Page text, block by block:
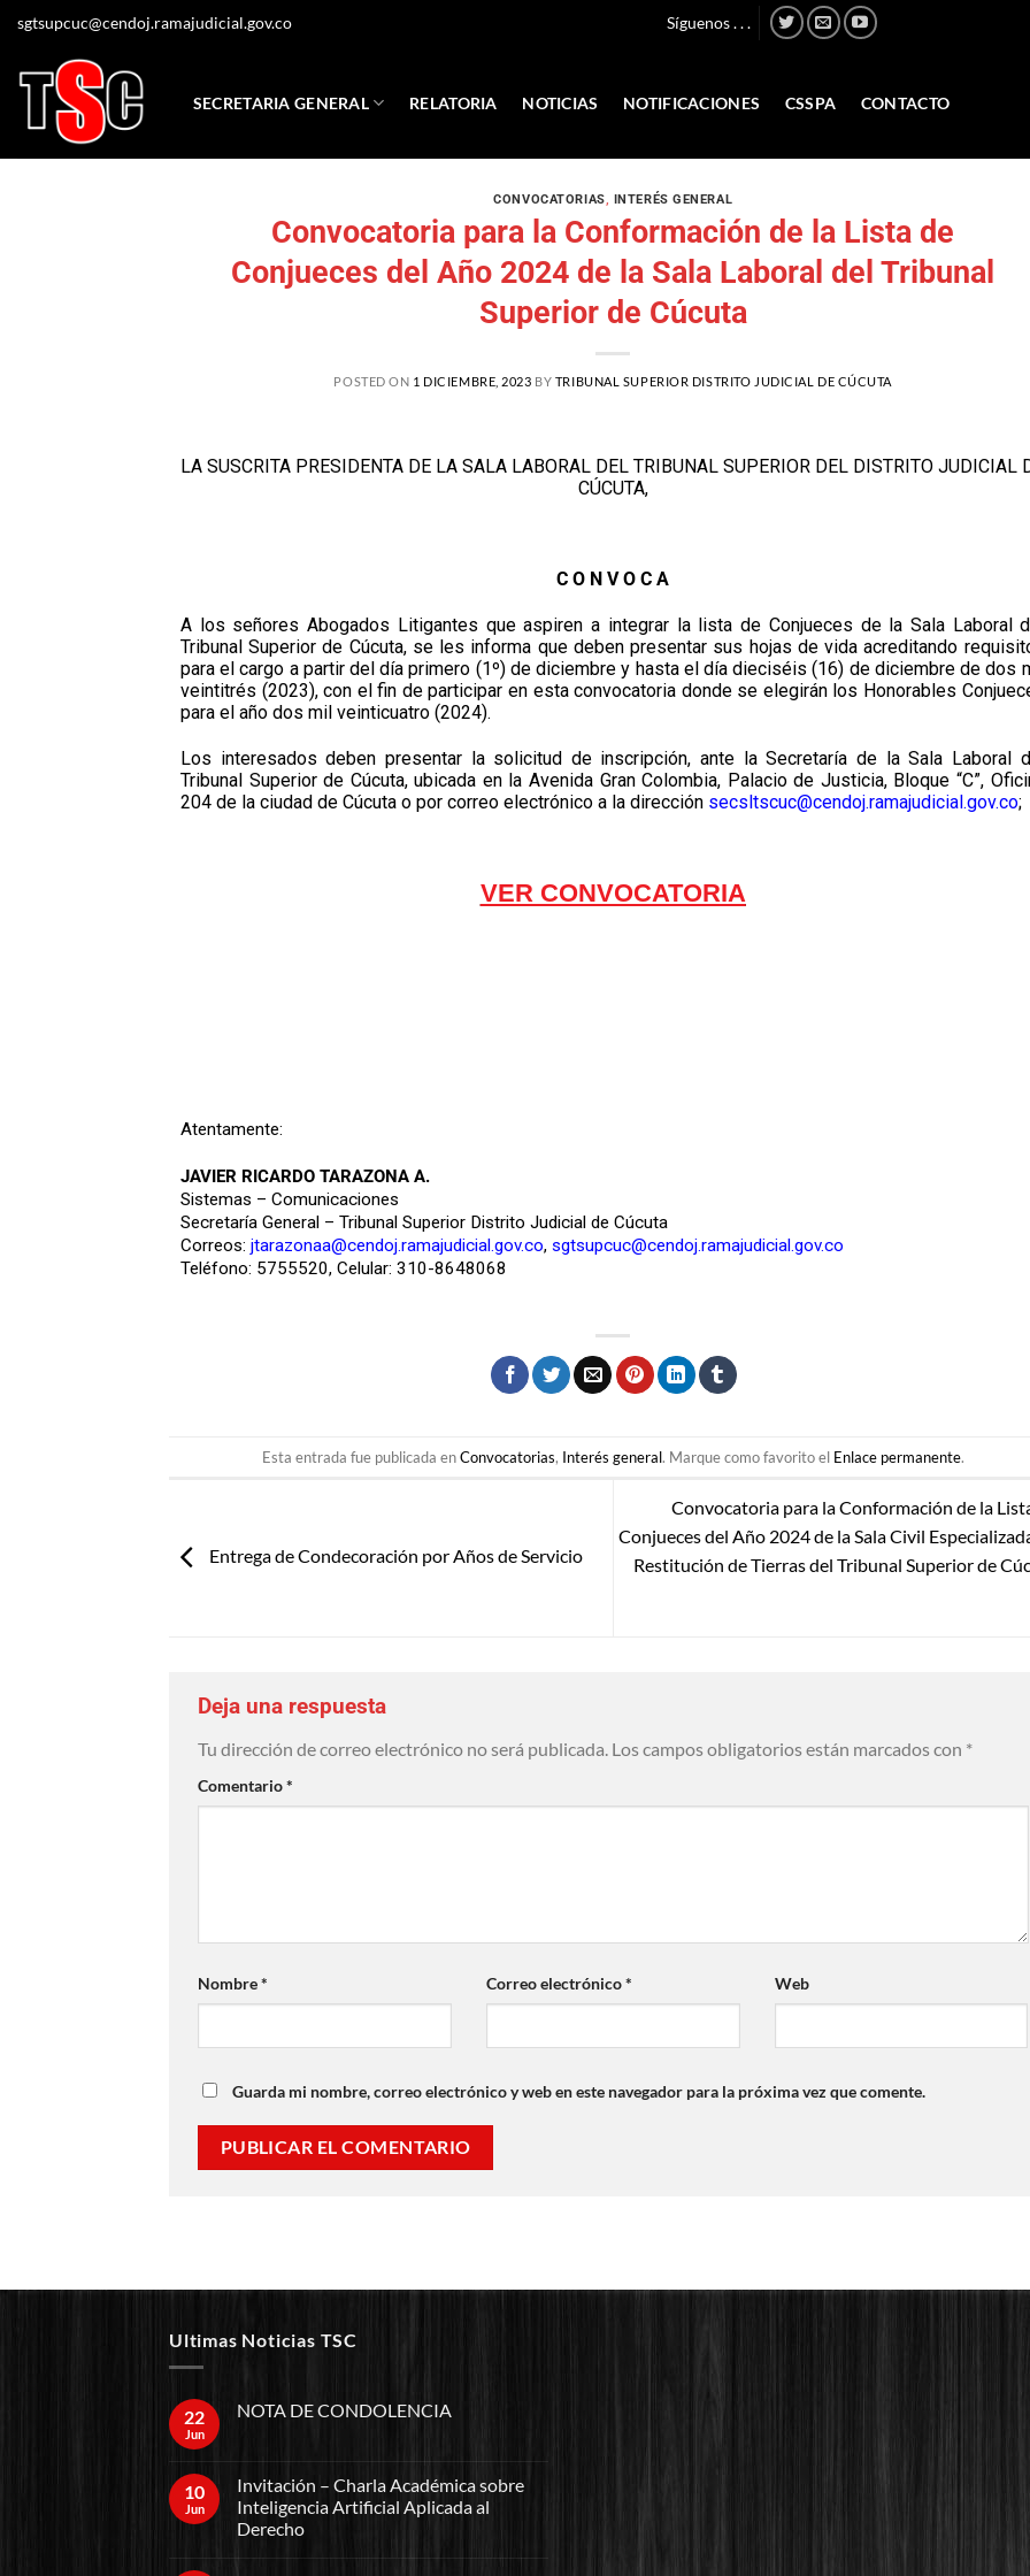
sgtsupcuc@cendoj.ramajudicial.gov.co Síguenos . . .
SECRETARIA GENERAL RELATORIA NOTICIAS NOTIFICACIONES CSSPA CONTACTO
CONVOCATORIAS, INTERÉS GENERAL
Convocatoria para la Conformación de la Lista de
Conjueces del Año 2024 de la Sala Laboral del Tribunal
Superior de Cúcuta
POSTED ON 1 DICIEMBRE, 2023 BY TRIBUNAL SUPERIOR DISTRITO JUDICIAL DE CÚCUTA
LA SUSCRITA PRESIDENTA DE LA SALA LABORAL DEL TRIBUNAL SUPERIOR DEL DISTRITO JUDICIAL
CÚCUTA,
C O N V O C A
A los señores Abogados Litigantes que aspiren a integrar la lista de Conjueces de la Sala Laboral
Tribunal Superior de Cúcuta, se les informa que deben presentar sus hojas de vida acreditando
para el cargo a partir del día primero (1º) de diciembre y hasta el día dieciséis (16) de diciembre de dos
veintitrés (2023), con el fin de participar en esta convocatoria donde se elegirán los Honorables
para el año dos mil veinticuatro (2024).
Los interesados deben presentar la solicitud de inscripción, ante la Secretaría de la Sala Laboral
Tribunal Superior de Cúcuta, ubicada en la Avenida Gran Colombia, Palacio de Justicia, Bloque “C”,
204 de la ciudad de Cúcuta o por correo electrónico a la dirección secsltscuc@cendoj.ramajudicial.gov.co;
VER CONVOCATORIA
Atentamente:
JAVIER RICARDO TARAZONA A.
Sistemas – Comunicaciones
Secretaría General – Tribunal Superior Distrito Judicial de Cúcuta
Correos: jtarazonaa@cendoj.ramajudicial.gov.co, sgtsupcuc@cendoj.ramajudicial.gov.co
Teléfono: 5755520, Celular: 310-8648068
Esta entrada fue publicada enConvocatorias, Interés general. Marque como favorito el Enlace permanente.
Entrega de Condecoración por Años de Servicio
Convocatoria para la Conformación de la
Conjueces del Año 2024 de la Sala Civil
Restitución de Tierras del Tribunal Superior de
Deja una respuesta
Tu dirección de correo electrónico no será publicada. Los campos obligatorios están marcados con *
Comentario*
Nombre* Correo electrónico* Web
Guarda mi nombre, correo electrónico y web en este navegador para la próxima vez que comente.
Ultimas Noticias TSC
22
Jun
NOTA DE CONDOLENCIA
10
Jun
Invitación – Charla Académica sobre
Inteligencia Artificial Aplicada al
Derecho